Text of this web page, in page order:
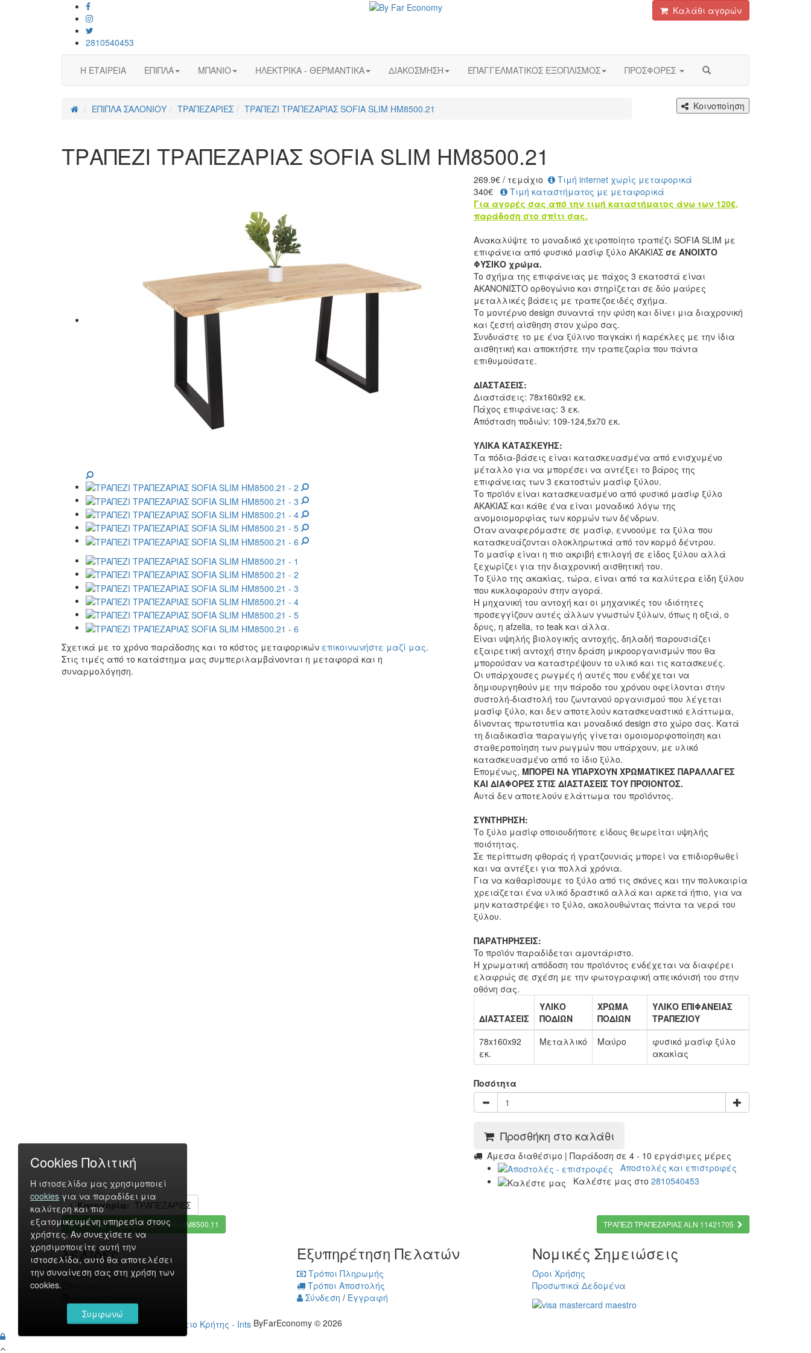
2810540453
Καλάθι αγορών
Η ΕΤΑΙΡΕΙΑ ΕΠΙΠΛΑ ΜΠΑΝΙΟ ΗΛΕΚΤΡΙΚΑ - ΘΕΡΜΑΝΤΙΚΑ ΔΙΑΚΟΣΜΗΣΗ ΕΠΑΓΓΕΛΜΑΤΙΚΟΣ ΕΞΟΠΛΙΣΜΟΣ ΠΡΟΣΦΟΡΕΣ
ΕΠΙΠΛΑ ΣΑΛΟΝΙΟΥ ΤΡΑΠΕΖΑΡΙΕΣ ΤΡΑΠΕΖΙ ΤΡΑΠΕΖΑΡΙΑΣ SOFIA SLIM HM8500.21 Κοινοποίηση
ΤΡΑΠΕΖΙ ΤΡΑΠΕΖΑΡΙΑΣ SOFIA SLIM HM8500.21
Σχετικά με το χρόνο παράδοσης και το κόστος μεταφορικών επικοινωνήστε μαζί μας.
Στις τιμές από το κατάστημα μας συμπεριλαμβάνονται η μεταφορά και η
συναρμολόγηση.
269.9€ / τεμάχιο
Τιμή internet χωρίς μεταφορικά
340€
Τιμή καταστήματος με μεταφορικά
Για αγορές σας από την τιμή καταστήματος άνω των 120€,
παράδοση στο σπίτι σας.
Ανακαλύψτε το μοναδικό χειροποίητο τραπέζι SOFIA SLIM με
επιφάνεια από φυσικό μασίφ ξύλο ΑΚΑΚΙΑΣ σε ANOIXTO
ΦΥΣΙΚΟ χρώμα.
To σχήμα της επιφάνειας με πάχος 3 εκατοστά είναι
ΑΚΑΝΟΝΙΣΤΟ ορθογώνιο και στηρίζεται σε δύο μαύρες
μεταλλικές βάσεις με τραπεζοειδές σχήμα.
Το μοντέρνο design συναντά την φύση και δίνει μια διαχρονική
και ζεστή αίσθηση στον χώρο σας.
Συνδυάστε τo με ένα ξύλινο παγκάκι ή καρέκλες με την ίδια
αισθητική και αποκτήστε την τραπεζαρία που πάντα
επιθυμούσατε.
ΔΙΑΣΤΑΣΕΙΣ:
Διαστάσεις: 78x160x92 εκ.
Πάχος επιφάνειας: 3 εκ.
Απόσταση ποδιών: 109-124,5x70 εκ.
ΥΛΙΚΑ ΚΑΤΑΣΚΕΥΗΣ:
Τα πόδια-βάσεις είναι κατασκευασμένα από ενισχυμένο
μέταλλο για να μπορέσει να αντέξει το βάρος της
επιφάνειας των 3 εκατοστών μασίφ ξύλου.
Το προϊόν είναι κατασκευασμένο από φυσικό μασίφ ξύλο
ΑΚΑΚΙΑΣ και κάθε ένα είναι μοναδικό λόγω της
ανομοιομορφίας των κορμών των δένδρων.
Όταν αναφερόμαστε σε μασίφ, εννοούμε τα ξύλα που
κατασκευάζονται ολοκληρωτικά από τον κορμό δέντρου.
Το μασίφ είναι η πιο ακριβή επιλογή σε είδος ξύλου αλλά
ξεχωρίζει για την διαχρονική αισθητική του.
Το ξύλο της ακακίας, τώρα, είναι από τα καλύτερα είδη ξύλου
που κυκλοφορούν στην αγορά.
Η μηχανική του αντοχή και οι μηχανικές του ιδιότητες
προσεγγίζουν αυτές άλλων γνωστών ξύλων, όπως η οξιά, ο
δρυς, η afzelia, το teak και άλλα.
Είναι υψηλής βιολογικής αντοχής, δηλαδή παρουσιάζει
εξαιρετική αντοχή στην δράση μικροοργανισμών που θα
μπορούσαν να καταστρέψουν το υλικό και τις κατασκευές.
Οι υπάρχουσες ρωγμές ή αυτές που ενδέχεται να
δημιουργηθούν με την πάροδο του χρόνου οφείλονται στην
συστολή-διαστολή του ζωντανού οργανισμού που λέγεται
μασίφ ξύλο, και δεν αποτελούν κατασκευαστικό ελάττωμα,
δίνοντας πρωτοτυπία και μοναδικό design στο χώρο σας. Κατά
τη διαδικασία παραγωγής γίνεται ομοιομορφοποίηση και
σταθεροποίηση των ρωγμών που υπάρχουν, με υλικό
κατασκευασμένο από το ίδιο ξύλο.
Επομένως, ΜΠΟΡΕΙ ΝΑ ΥΠΑΡΧΟΥΝ ΧΡΩΜΑΤΙΚΕΣ ΠΑΡΑΛΛΑΓΕΣ
ΚΑΙ ΔΙΑΦΟΡΕΣ ΣΤΙΣ ΔΙΑΣΤΑΣΕΙΣ ΤΟΥ ΠΡΟΪΟΝΤΟΣ.
Αυτά δεν αποτελούν ελάττωμα του προϊόντος.
ΣΥΝΤΗΡΗΣΗ:
Το ξύλο μασίφ οποιουδήποτε είδους θεωρείται υψηλής
ποιότητας.
Σε περίπτωση φθοράς ή γρατζουνιάς μπορεί να επιδιορθωθεί
και να αντέξει για πολλά χρόνια.
Για να καθαρίσουμε το ξύλο από τις σκόνες και την πολυκαιρία
χρειάζεται ένα υλικό δραστικό αλλά και αρκετά ήπιο, για να
μην καταστρέψει το ξύλο, ακολουθώντας πάντα τα νερά του
ξύλου.
ΠΑΡΑΤΗΡΗΣΕΙΣ:
To προϊόν παραδίδεται αμοντάριστο.
Η χρωματική απόδοση του προϊόντος ενδέχεται να διαφέρει
ελαφρώς σε σχέση με την φωτογραφική απεικόνισή του στην
οθόνη σας.
ΔΙΑΣΤΑΣΕΙΣ
ΥΛΙΚΟ
ΠΟΔΙΩΝ
ΧΡΩΜΑ
ΠΟΔΙΩΝ
ΥΛΙΚΟ ΕΠΙΦΑΝΕΙΑΣ
ΤΡΑΠΕΖΙΟΥ
78x160x92
εκ.
Μεταλλικό Μαύρο
φυσικό μασίφ ξύλο
ακακίας
Ποσότητα
Προσθήκη στο καλάθι
Άμεσα διαθέσιμο | Παράδοση σε 4 - 10 εργάσιμες μέρες
Αποστολές και επιστροφές
Καλέστε μας στο 2810540453
Κατηγορία: ΤΡΑΠΕΖΑΡΙΕΣ
ΤΡΑΠΕΖΙ ΤΡΑΠΕΖΑΡΙΑΣ SOFIA HM8500.11 ΤΡΑΠΕΖΙ ΤΡΑΠΕΖΑΡΙΑΣ ALN 11421705
Σελίδες
Η Εταιρεία
Εξυπηρέτηση Πελατών
Τρόποι Πληρωμής
Τρόποι Αποστολής
Σύνδεση / Εγγραφή
Νομικές Σημειώσεις
Όροι Χρήσης
Προσωπικά Δεδομένα
ByFarEconomy © 2026
Cookies Πολιτική
Η ιστοσελίδα μας χρησιμοποιεί
cookies για να παραδίδει μια
καλύτερη και πιο
εξατομικευμένη υπηρεσία στους
χρήστες. Αν συνεχίσετε να
χρησιμοποιείτε αυτή την
ιστοσελίδα, αυτό θα αποτελέσει
την συναίνεση σας στη χρήση των
cookies.
Συμφωνώ